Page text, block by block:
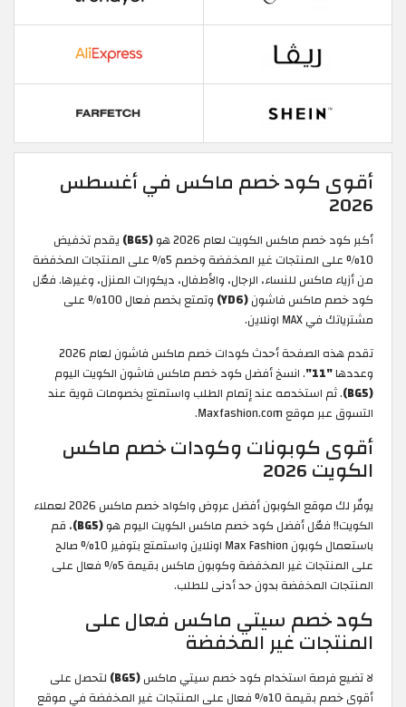
أقوى كود خصم ماكس في أغسطس
2026
أكبر كود خصم ماكس الكويت لعام 2026 هو (BG5)
يقدم تخفيض
10% على المنتجات غير المخفضة وخصم 5% على المنتجات المخفضة
من أزياء ماكس للنساء، الرجال، والأطفال، ديكورات المنزل، وغيرها. فعّل
كود خصم ماكس فاشون(YD6)
وتمتع بخصم فعال 100% على
مشترياتك في MAX اونلاين.
تقدم هذه الصفحة أحدث كودات خصم ماكس فاشون لعام 2026
وعددها"11"
. انسخ أفضل كود خصم ماكس فاشون الكويت اليوم
(BG5)
. ثم استخدمه عند إتمام الطلب واستمتع بخصومات قوية عند
التسوق عبر موقع Maxfashion.com.
أقوى كوبونات وكودات خصم ماكس
الكويت 2026
يوفّر لك موقع الكوبون أفضل عروض واكواد خصم ماكس 2026 لعملاء
الكويت!! فعّل أفضل كود خصم ماكس الكويت اليوم هو(BG5)
، قم
باستعمال كوبون Max Fashion اونلاين واستمتع بتوفير 10% صالح
على المنتجات غير المخفضة وكوبون ماكس بقيمة 5% فعال على
المنتجات المخفضة بدون حد أدنى للطلب.
كود خصم سيتي ماكس فعال على
المنتجات غير المخفضة
لا تضيع فرصة استخدام كود خصم سيتي ماكس(BG5)
لتحصل على
أقوى خصم بقيمة 10% فعال على المنتجات غير المخفضة في موقع